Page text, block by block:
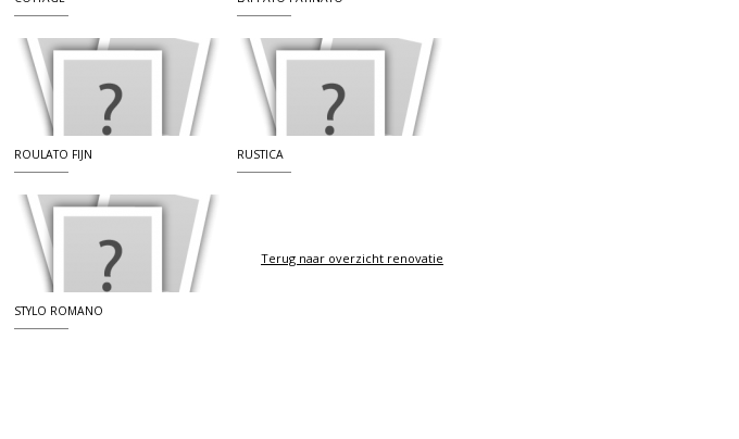
ROULATO FIJN RUSTICA
STYLO ROMANO
Terug naar overzicht renovatie